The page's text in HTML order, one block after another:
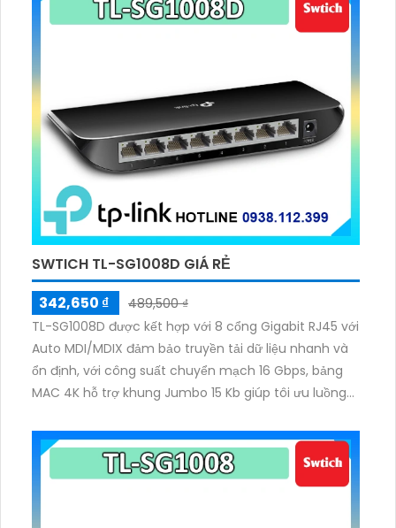
SWTICH TL-SG1008D GIÁ RẺ
342,650 ₫
489,500 ₫
TL-SG1008D được kết hợp với 8 cổng Gigabit RJ45 với
Auto MDI/MDIX đảm bảo truyền tải dữ liệu nhanh và
ổn định, với công suất chuyển mạch 16 Gbps, bảng
MAC 4K hỗ trợ khung Jumbo 15 Kb giúp tôi ưu luồng